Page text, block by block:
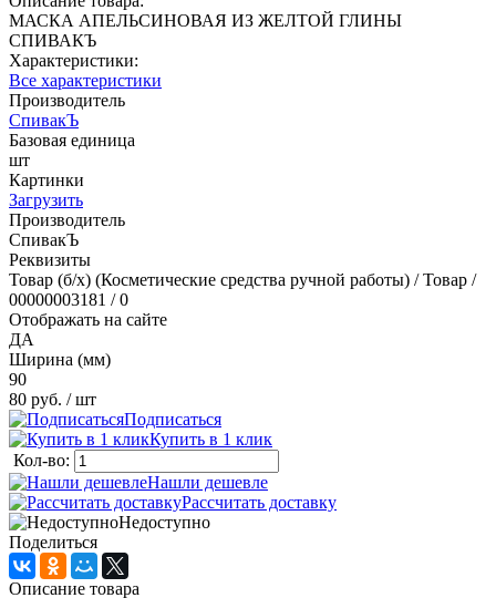
МАСКА АПЕЛЬСИНОВАЯ ИЗ ЖЕЛТОЙ ГЛИНЫ
СПИВАКЪ
Характеристики:
Все характеристики
Производитель
СпивакЪ
Базовая единица
шт
Картинки
Загрузить
Производитель
СпивакЪ
Реквизиты
Товар (б/х) (Косметические средства ручной работы) / Товар /
00000003181 / 0
Отображать на сайте
ДА
Ширина (мм)
90
80 руб. / шт
Подписаться
Купить в 1 клик
Кол-во:
Нашли дешевле
Рассчитать доставку
Недоступно
Поделиться
Описание товара